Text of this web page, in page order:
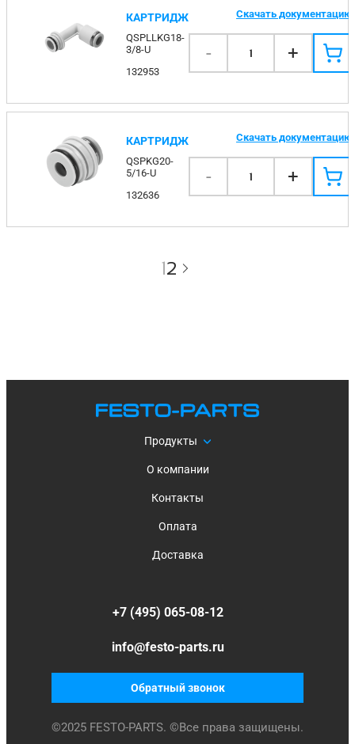
КАРТРИДЖ
QSPLLKG18-
3/8-U
132953
Скачать документацию
- 1 +
КАРТРИДЖ
QSPKG20-
5/16-U
132636
Скачать документацию
- 1 +
12
Продукты
О компании
Контакты
Оплата
Доставка
©2025 FESTO-PARTS. ©Все права защищены.
+7 (495) 065-08-12
info@festo-parts.ru
Обратный звонок